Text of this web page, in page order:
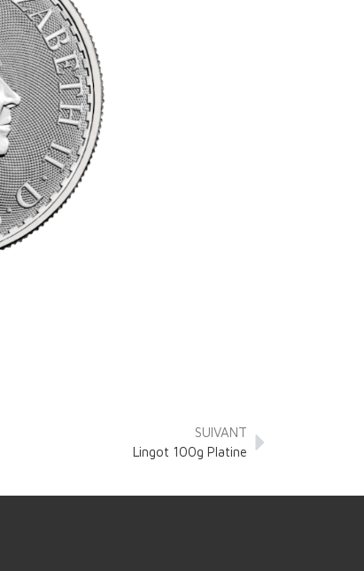
SUIVANT
Lingot 100g Platine